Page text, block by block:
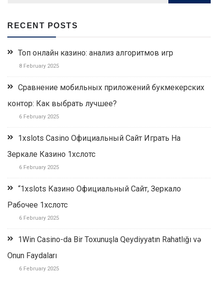
RECENT POSTS
Топ онлайн казино: анализ алгоритмов игр
8 February 2025
Сравнение мобильных приложений букмекерских
контор: Как выбрать лучшее?
6 February 2025
1xslots Casino Официальный Сайт Играть На
Зеркале Казино 1хслотс
6 February 2025
“1xslots Казино Официальный Сайт, Зеркало
Рабочее 1хслотс
6 February 2025
1Win Casino-da Bir Toxunuşla Qeydiyyatın Rahatlığı və
Onun Faydaları
6 February 2025